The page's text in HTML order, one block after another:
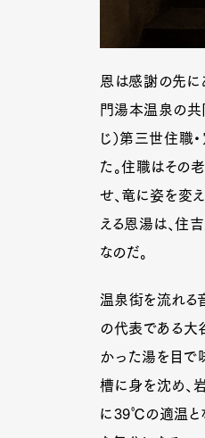
恩は感謝の先に
門湯本温泉の共
じ）第三世住職
た。住職はその
せ、竜に姿を変
える恩湯は、住
なのだ。
温泉街を流れる
の代表である大
かった湯を目で
槽に身を沈め、
に39℃の適温と